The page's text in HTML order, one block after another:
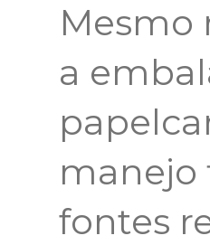
Mesmo
a
manejo
fontes